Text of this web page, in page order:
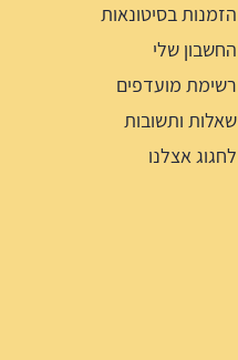
הזמנות בסיטונאות
החשבון שלי
רשימת מועדפים
שאלות ותשובות
לחגוג אצלנו